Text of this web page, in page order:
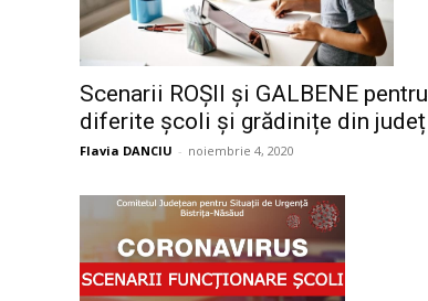
Scenarii ROȘII și GALBENE pentru
diferite școli și grădinițe din județ
Flavia DANCIU - noiembrie 4, 2020